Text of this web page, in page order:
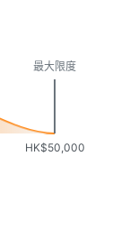
HK$50,000
最大限度